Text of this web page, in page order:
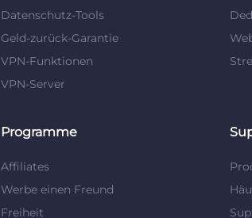
Datenschutz-Tools
Geld-zurück-Garantie
VPN-Funktionen
VPN-Server
Programme
Affiliates
Werbe einen Freund
Freiheit